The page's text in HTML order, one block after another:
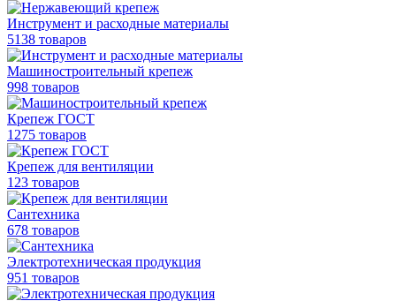
Инструмент и расходные материалы
5138 товаров
Машиностроительный крепеж
998 товаров
Крепеж ГОСТ
1275 товаров
Крепеж для вентиляции
123 товаров
Сантехника
678 товаров
Электротехническая продукция
951 товаров